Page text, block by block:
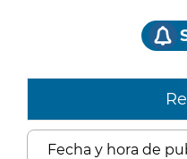
Fecha y hora de